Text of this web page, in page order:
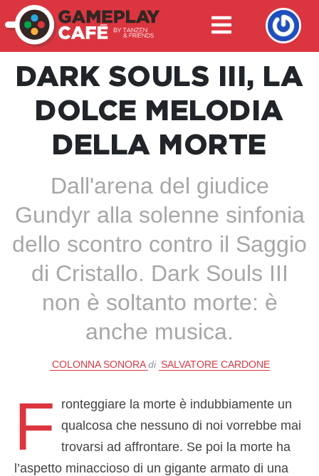
DARK SOULS III, LA
DOLCE MELODIA
DELLA MORTE
Dall'arena del giudice
Gundyr alla solenne sinfonia
dello scontro contro il Saggio
di Cristallo. Dark Souls III
non è soltanto morte: è
anche musica.
COLONNA SONORA di SALVATORE CARDONE
F
ronteggiare la morte è indubbiamente un
qualcosa che nessuno di noi vorrebbe mai
trovarsi ad affrontare. Se poi la morte ha
l’aspetto minaccioso di un gigante armato di una